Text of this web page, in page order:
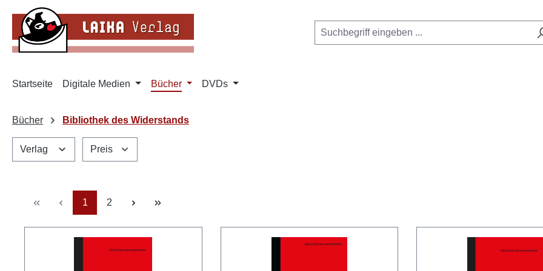
Hauptinhalt springen
Zur Suche springen
Zur Hauptnavigation springen
Startseite Digitale Medien Bücher DVDs
Bücher Bibliothek des Widerstands
Verlag Preis
Seite
1 Seite
2